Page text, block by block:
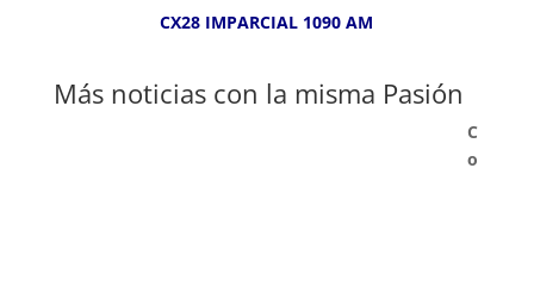
CX28 IMPARCIAL 1090 AM
Más noticias con la misma Pasión
C
o